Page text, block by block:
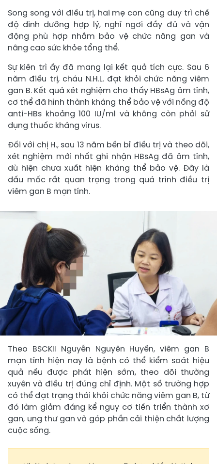
Song song với điều trị, hai mẹ con cũng duy trì chế
độ dinh dưỡng hợp lý, nghỉ ngơi đầy đủ và vận
động phù hợp nhằm bảo vệ chức năng gan và
nâng cao sức khỏe tổng thể.
Sự kiên trì ấy đã mang lại kết quả tích cực. Sau 6
năm điều trị, cháu N.H.L. đạt khỏi chức năng viêm
gan B. Kết quả xét nghiệm cho thấy HBsAg âm tính,
cơ thể đã hình thành kháng thể bảo vệ với nồng độ
anti-HBs khoảng 100 IU/ml và không còn phải sử
dụng thuốc kháng virus.
Đối với chị H., sau 13 năm bền bỉ điều trị và theo dõi,
xét nghiệm mới nhất ghi nhận HBsAg đã âm tính,
dù hiện chưa xuất hiện kháng thể bảo vệ. Đây là
dấu mốc rất quan trọng trong quá trình điều trị
viêm gan B mạn tính.
Theo BSCKII Nguyễn Nguyên Huyền, viêm gan B
mạn tính hiện nay là bệnh có thể kiểm soát hiệu
quả nếu được phát hiện sớm, theo dõi thường
xuyên và điều trị đúng chỉ định. Một số trường hợp
có thể đạt trạng thái khỏi chức năng viêm gan B, từ
đó làm giảm đáng kể nguy cơ tiến triển thành xơ
gan, ung thư gan và góp phần cải thiện chất lượng
cuộc sống.